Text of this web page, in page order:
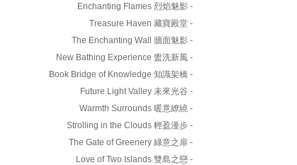
Enchanting Flames 烈焰魅影 -
Treasure Haven 藏寶殿堂 -
The Enchanting Wall 牆面魅影 -
New Bathing Experience 盥洗新風 -
Book Bridge of Knowledge 知識架橋 -
Future Light Valley 未來光谷 -
Warmth Surrounds 暖意繚繞 -
Strolling in the Clouds 輕盈漫步 -
The Gate of Greenery 綠意之扉 -
Love of Two Islands 雙島之戀 -